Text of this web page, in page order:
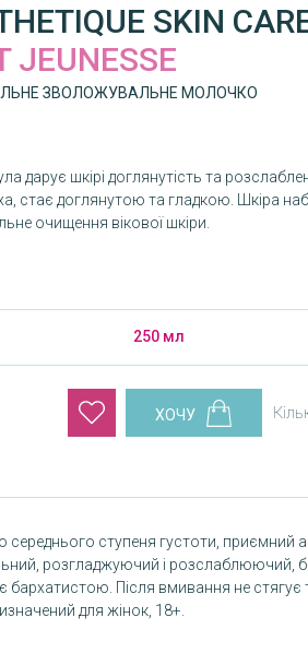
SKIN
JEUNESSE
ЗВОЛОЖУВАЛЬНЕ МОЛОЧКО
дарує шкірі доглянутість та
стає доглянутою та гладкою. Шкіра
очищення вікової шкіри.
250 мл
ступеня густоти, приємний
розгладжуючий і розслаблюючий,
бархатистою. Після вмивання не стягує
для жінок, 18+.